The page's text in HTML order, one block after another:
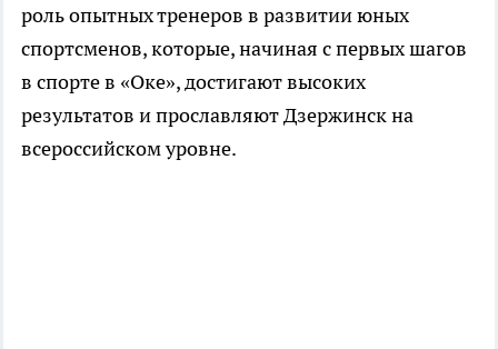
роль опытных тренеров в развитии юных
спортсменов, которые, начиная с первых шагов
в спорте в «Оке», достигают высоких
результатов и прославляют Дзержинск на
всероссийском уровне.